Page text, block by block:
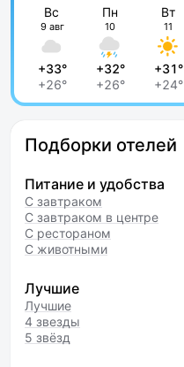
Вс
9 авг
+33°
+26°
Пн
10
+32°
+26°
Вт
11
+31°
+24°
Подборки отелей
Питание и удобства
С завтраком
С завтраком в центре
С рестораном
С животными
Лучшие
Лучшие
4 звезды
5 звёзд